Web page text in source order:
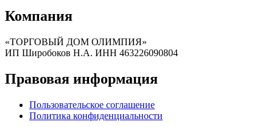
Компания
«ТОРГОВЫЙ ДОМ ОЛИМПИЯ»
ИП Широбоков Н.А. ИНН 463226090804
Правовая информация
Пользовательское соглашение
Политика конфиденциальности